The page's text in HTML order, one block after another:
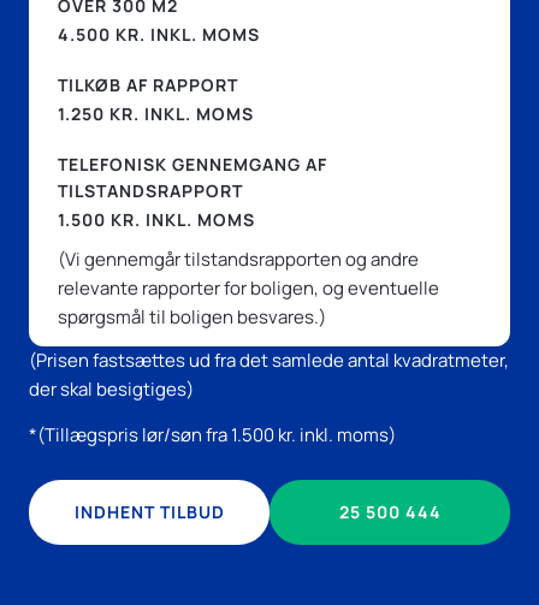
OVER 300 M2
4.500 KR. INKL. MOMS
TILKØB AF RAPPORT
1.250 KR. INKL. MOMS
TELEFONISK GENNEMGANG AF
TILSTANDSRAPPORT
1.500 KR. INKL. MOMS
(Vi gennemgår tilstandsrapporten og andre
relevante rapporter for boligen, og eventuelle
spørgsmål til boligen besvares.)
(Prisen fastsættes ud fra det samlede antal kvadratmeter,
der skal besigtiges)
*(Tillægspris lør/søn fra 1.500 kr. inkl. moms)
INDHENT TILBUD 25 500 444